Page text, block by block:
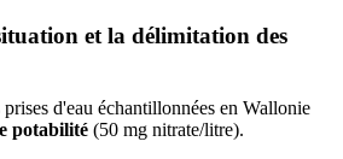
et la délimitation des
prises d'eau échantillonnées en Wallonie
potabilité (50 mg nitrate/litre).